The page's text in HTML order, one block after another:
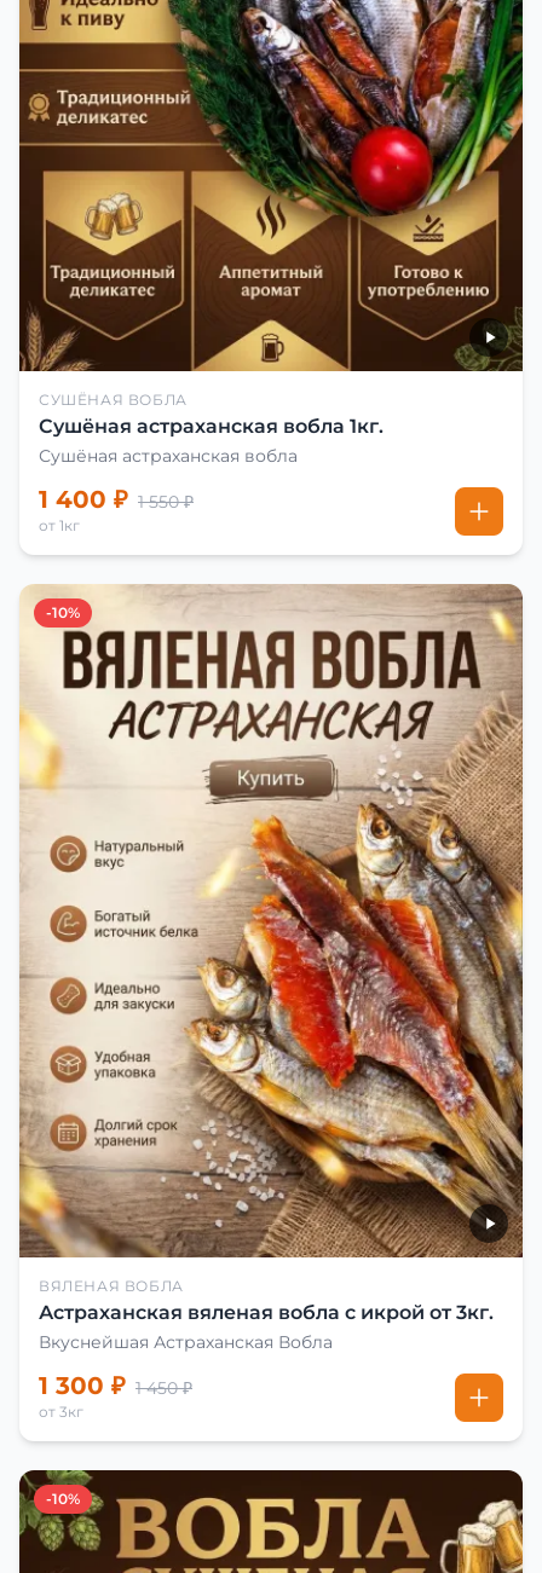
СУШЁНАЯ ВОБЛА
Сушёная астраханская вобла 1кг.
Сушёная астраханская вобла
1 400 ₽ 1 550 ₽
от 1кг
-10%
ВЯЛЕНАЯ ВОБЛА
Астраханская вяленая вобла с икрой от 3кг.
Вкуснейшая Астраханская Вобла
1 300 ₽ 1 450 ₽
от 3кг
-10%